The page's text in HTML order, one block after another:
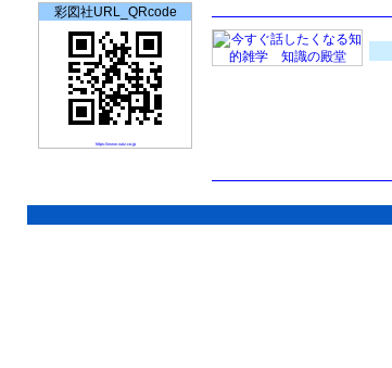
彩図社URL_QRcode
https://www.saiz.co.jp